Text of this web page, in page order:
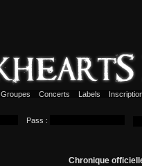
Groupes Concerts Labels
Pass :
Chronique